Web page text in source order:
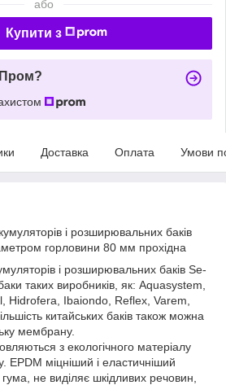
або
Купити з
Пром?
Доставка Оплата Умови
і розширювальних баків
горловини 80 мм прохідна
і розширювальних баків Se-
таких виробників, як: Aquasystem,
Hidrofera, Ibaiondo, Reflex, Varem,
китайських баків також можна
мембрану.
з екологічного матеріалу
EPDM міцніший і еластичніший
не виділяє шкідливих речовин,